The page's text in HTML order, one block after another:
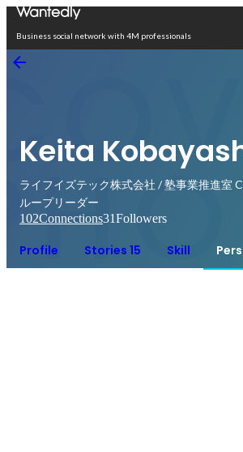
Business social network with 4M professionals
Keita
ライフイズテック株式会社 / 塾事業推進室
ループリーダー
102Connections31Followers
Profile Stories 15 Skill